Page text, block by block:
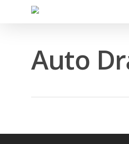
Auto